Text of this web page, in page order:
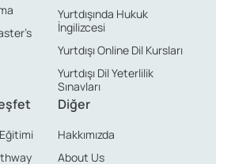
Yurtdışında Hukuk
İngilizcesi
Yurtdışı Online Dil Kursları
Yurtdışı Dil Yeterlilik
Sınavları
Diğer
Hakkımızda
About Us